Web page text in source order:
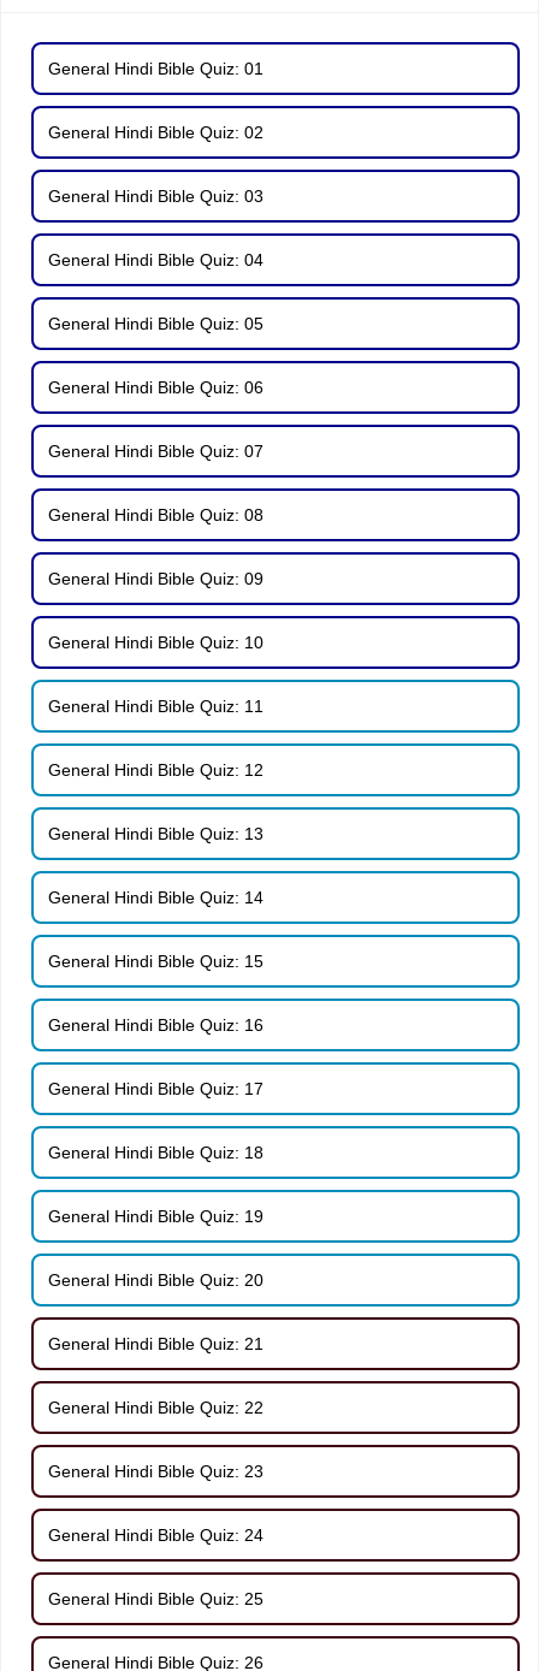
General Hindi Bible Quiz: 01
General Hindi Bible Quiz: 02
General Hindi Bible Quiz: 03
General Hindi Bible Quiz: 04
General Hindi Bible Quiz: 05
General Hindi Bible Quiz: 06
General Hindi Bible Quiz: 07
General Hindi Bible Quiz: 08
General Hindi Bible Quiz: 09
General Hindi Bible Quiz: 10
General Hindi Bible Quiz: 11
General Hindi Bible Quiz: 12
General Hindi Bible Quiz: 13
General Hindi Bible Quiz: 14
General Hindi Bible Quiz: 15
General Hindi Bible Quiz: 16
General Hindi Bible Quiz: 17
General Hindi Bible Quiz: 18
General Hindi Bible Quiz: 19
General Hindi Bible Quiz: 20
General Hindi Bible Quiz: 21
General Hindi Bible Quiz: 22
General Hindi Bible Quiz: 23
General Hindi Bible Quiz: 24
General Hindi Bible Quiz: 25
General Hindi Bible Quiz: 26